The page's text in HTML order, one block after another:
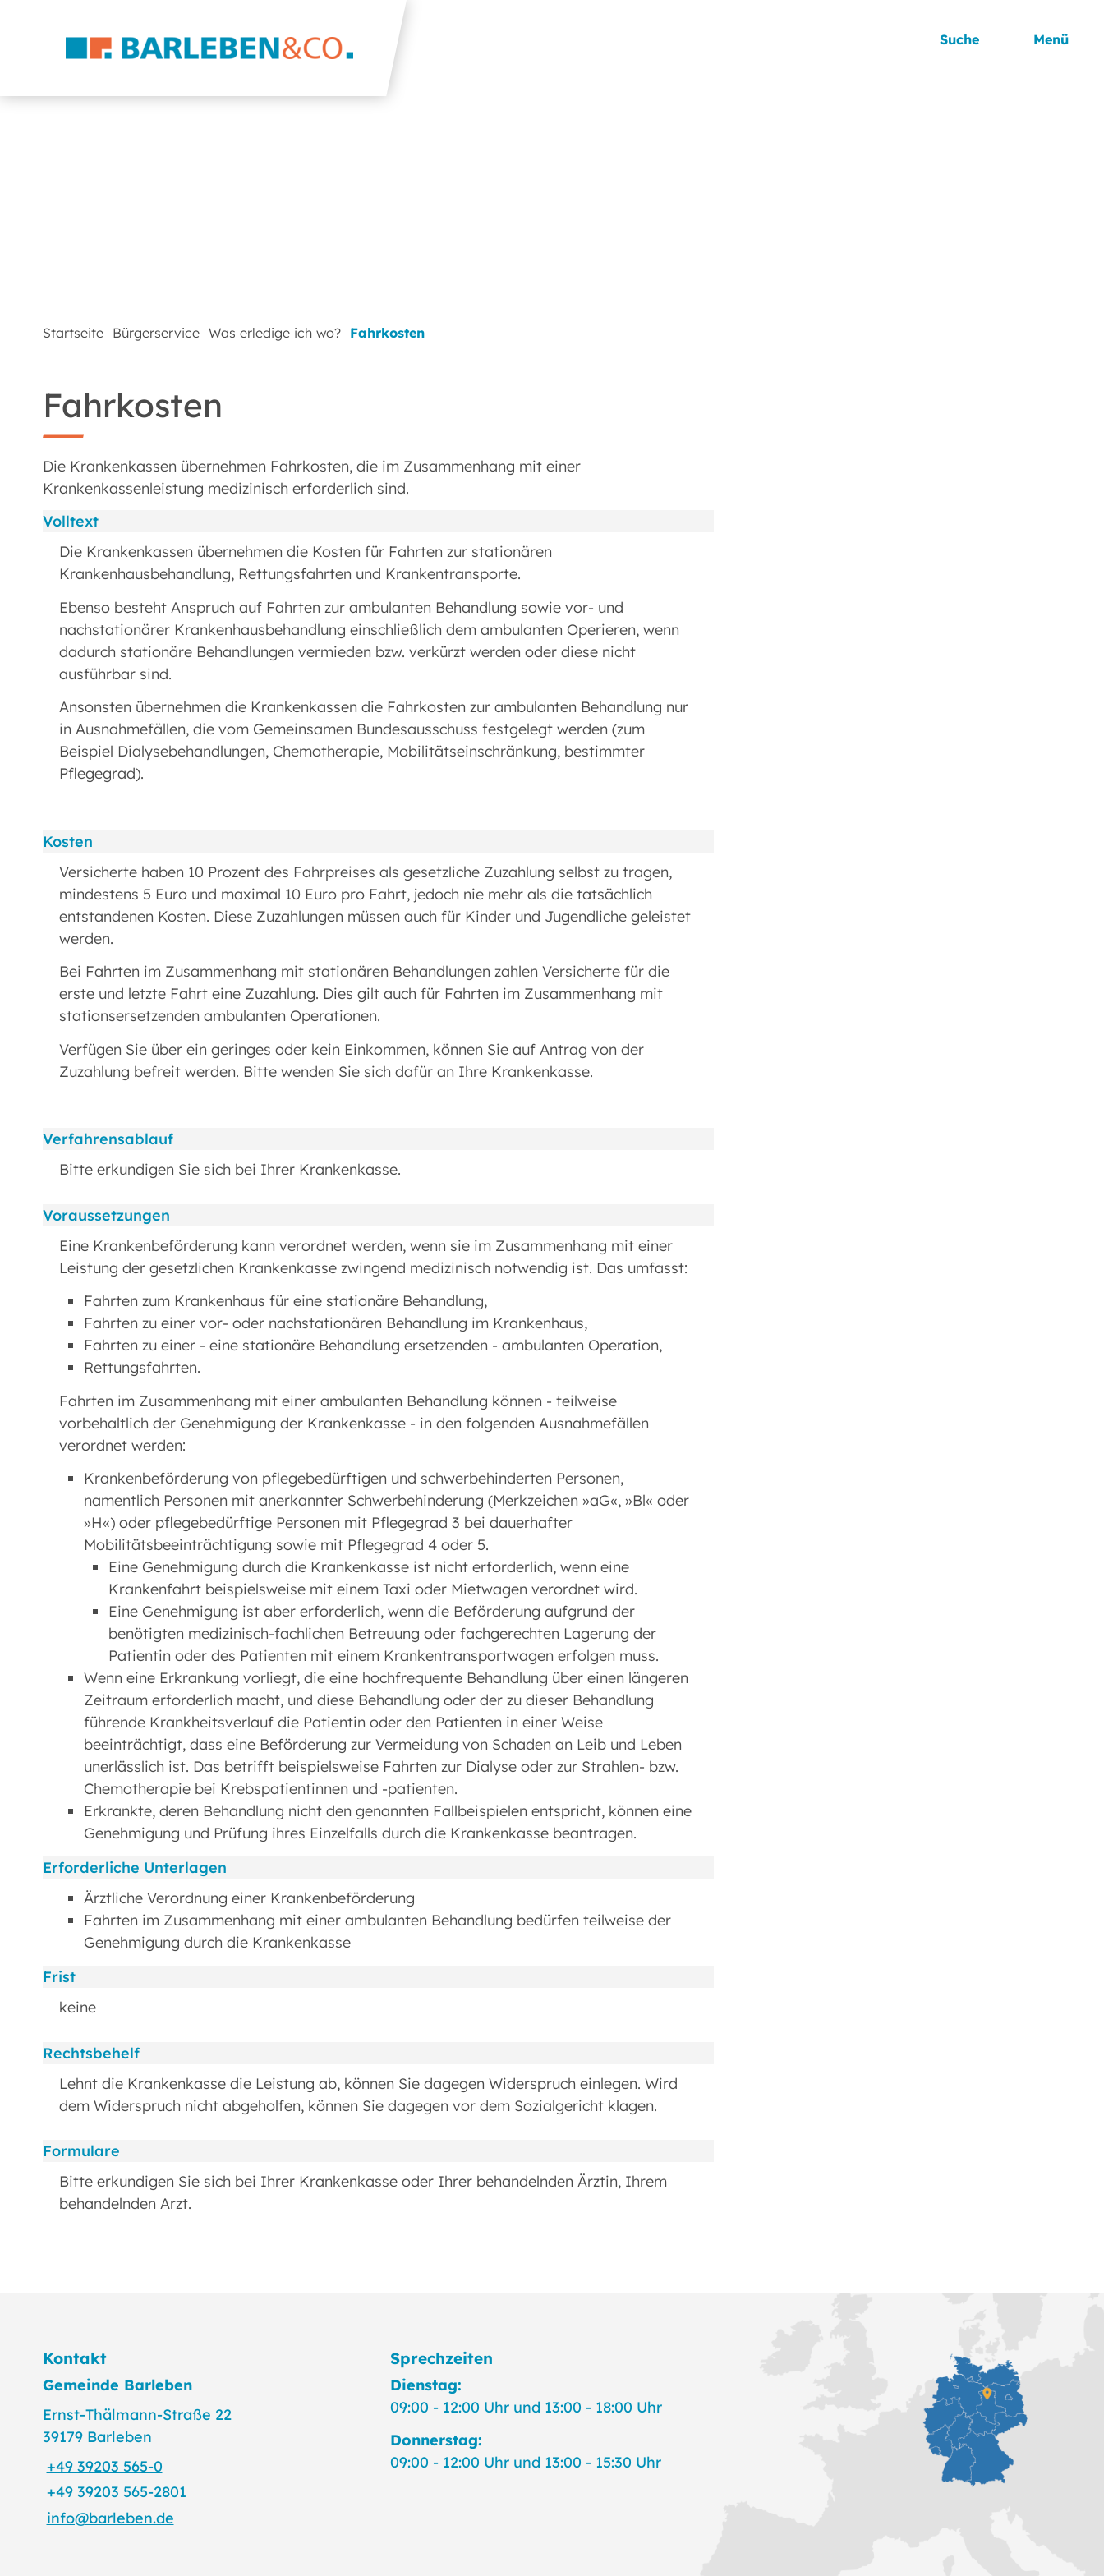
Suche Menü
Startseite Bürgerservice Was erledige ich wo? Fahrkosten
Fahrkosten
Die Krankenkassen übernehmen Fahrkosten, die im Zusammenhang mit einer
Krankenkassenleistung medizinisch erforderlich sind.
Volltext
Die Krankenkassen übernehmen die Kosten für Fahrten zur stationären
Krankenhausbehandlung, Rettungsfahrten und Krankentransporte.
Ebenso besteht Anspruch auf Fahrten zur ambulanten Behandlung sowie vor- und
nachstationärer Krankenhausbehandlung einschließlich dem ambulanten Operieren, wenn
dadurch stationäre Behandlungen vermieden bzw. verkürzt werden oder diese nicht
ausführbar sind.
Ansonsten übernehmen die Krankenkassen die Fahrkosten zur ambulanten Behandlung nur
in Ausnahmefällen, die vom Gemeinsamen Bundesausschuss festgelegt werden (zum
Beispiel Dialysebehandlungen, Chemotherapie, Mobilitätseinschränkung, bestimmter
Pflegegrad).
Kosten
Versicherte haben 10 Prozent des Fahrpreises als gesetzliche Zuzahlung selbst zu tragen,
mindestens 5 Euro und maximal 10 Euro pro Fahrt, jedoch nie mehr als die tatsächlich
entstandenen Kosten. Diese Zuzahlungen müssen auch für Kinder und Jugendliche geleistet
werden.
Bei Fahrten im Zusammenhang mit stationären Behandlungen zahlen Versicherte für die
erste und letzte Fahrt eine Zuzahlung. Dies gilt auch für Fahrten im Zusammenhang mit
stationsersetzenden ambulanten Operationen.
Verfügen Sie über ein geringes oder kein Einkommen, können Sie auf Antrag von der
Zuzahlung befreit werden. Bitte wenden Sie sich dafür an Ihre Krankenkasse.
Verfahrensablauf
Bitte erkundigen Sie sich bei Ihrer Krankenkasse.
Voraussetzungen
Eine Krankenbeförderung kann verordnet werden, wenn sie im Zusammenhang mit einer
Leistung der gesetzlichen Krankenkasse zwingend medizinisch notwendig ist. Das umfasst:
Fahrten zum Krankenhaus für eine stationäre Behandlung,
Fahrten zu einer vor- oder nachstationären Behandlung im Krankenhaus,
Fahrten zu einer - eine stationäre Behandlung ersetzenden - ambulanten Operation,
Rettungsfahrten.
Fahrten im Zusammenhang mit einer ambulanten Behandlung können - teilweise
vorbehaltlich der Genehmigung der Krankenkasse - in den folgenden Ausnahmefällen
verordnet werden:
Krankenbeförderung von pflegebedürftigen und schwerbehinderten Personen,
namentlich Personen mit anerkannter Schwerbehinderung (Merkzeichen »aG«, »Bl« oder
»H«) oder pflegebedürftige Personen mit Pflegegrad 3 bei dauerhafter
Mobilitätsbeeinträchtigung sowie mit Pflegegrad 4 oder 5.
Eine Genehmigung durch die Krankenkasse ist nicht erforderlich, wenn eine
Krankenfahrt beispielsweise mit einem Taxi oder Mietwagen verordnet wird.
Eine Genehmigung ist aber erforderlich, wenn die Beförderung aufgrund der
benötigten medizinisch-fachlichen Betreuung oder fachgerechten Lagerung der
Patientin oder des Patienten mit einem Krankentransportwagen erfolgen muss.
Wenn eine Erkrankung vorliegt, die eine hochfrequente Behandlung über einen längeren
Zeitraum erforderlich macht, und diese Behandlung oder der zu dieser Behandlung
führende Krankheitsverlauf die Patientin oder den Patienten in einer Weise
beeinträchtigt, dass eine Beförderung zur Vermeidung von Schaden an Leib und Leben
unerlässlich ist. Das betrifft beispielsweise Fahrten zur Dialyse oder zur Strahlen- bzw.
Chemotherapie bei Krebspatientinnen und -patienten.
Erkrankte, deren Behandlung nicht den genannten Fallbeispielen entspricht, können eine
Genehmigung und Prüfung ihres Einzelfalls durch die Krankenkasse beantragen.
Erforderliche Unterlagen
Ärztliche Verordnung einer Krankenbeförderung
Fahrten im Zusammenhang mit einer ambulanten Behandlung bedürfen teilweise der
Genehmigung durch die Krankenkasse
Frist
keine
Rechtsbehelf
Lehnt die Krankenkasse die Leistung ab, können Sie dagegen Widerspruch einlegen. Wird
dem Widerspruch nicht abgeholfen, können Sie dagegen vor dem Sozialgericht klagen.
Formulare
Bitte erkundigen Sie sich bei Ihrer Krankenkasse oder Ihrer behandelnden Ärztin, Ihrem
behandelnden Arzt.
Kontakt
Gemeinde Barleben
Ernst-Thälmann-Straße 22
39179 Barleben
+49 39203 565-0
+49 39203 565-2801
info@barleben.de
Sprechzeiten
Dienstag:
09:00 - 12:00 Uhr und 13:00 - 18:00 Uhr
Donnerstag:
09:00 - 12:00 Uhr und 13:00 - 15:30 Uhr